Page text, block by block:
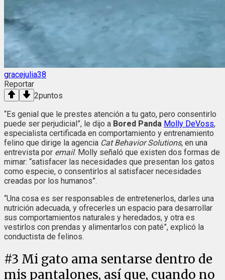
gracejulia38
Reportar
2puntos
“Es genial que le prestes atención a tu gato, pero consentirlo
puede ser perjudicial”, le dijo a Bored Panda Molly DeVoss,
especialista certificada en comportamiento y entrenamiento
felino que dirige la agencia Cat Behavior Solutions, en una
entrevista por email. Molly señaló que existen dos formas de
mimar: “satisfacer las necesidades que presentan los gatos
como especie, o consentirlos al satisfacer necesidades
creadas por los humanos”.
“Una cosa es ser responsables de entretenerlos, darles una
nutrición adecuada, y ofrecerles un espacio para desarrollar
sus comportamientos naturales y heredados, y otra es
vestirlos con prendas y alimentarlos con paté”, explicó la
conductista de felinos.
#3 Mi gato ama sentarse dentro de
mis pantalones, así que, cuando no